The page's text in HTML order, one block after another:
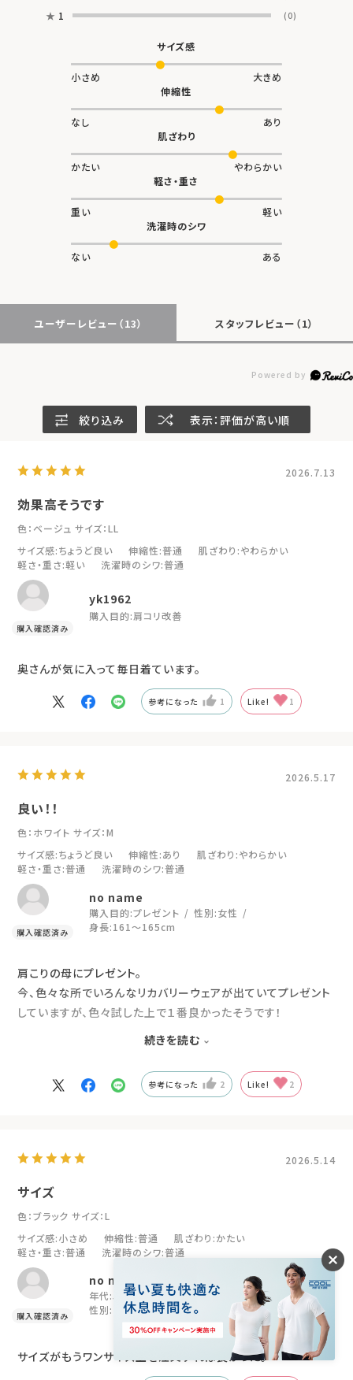
★ 1 (0)
サイズ感
小さめ
大きめ
伸縮性
なし
あり
肌ざわり
かたい
やわらかい
軽さ・重さ
重い
軽い
洗濯時のシワ
ない ある
ユーザーレビュー （13） スタッフレビュー （1）
絞り込み 表示：評価が高い順
2026.7.13
効果高そうです
色：ベージュ サイズ：LL
サイズ感:ちょうど良い 伸縮性:普通 肌ざわり :やわらかい
軽さ・重さ:軽い 洗濯時のシワ:普通
yk1962
購入目的:肩コリ改善
奥さんが気に入って毎日着ています。
参考になった 1 Like! 1
2026.5.17
良い！！
色：ホワイト サイズ：M
サイズ感:ちょうど良い 伸縮性:あり 肌ざわり :やわらかい
軽さ・重さ:普通 洗濯時のシワ:普通
no name
購入目的:プレゼント 性別:女性
身長:161～165cm
肩こりの母にプレゼント。
今、色々な所でいろんなリカバリーウェアが出ていてプレゼント
していますが、色々試した上で１番良かったそうです！
他のリカバリーウェアはフワッとしてるものが多い中で、キュッと
続きを読む
参考になった 2 Like! 2
2026.5.14
サイズ
色：ブラック サイズ：L
サイズ感:小さめ 伸縮性:普通 肌ざわり :かたい
軽さ・重さ:普通 洗濯時のシワ:普通
no name
年代:50代 購入目的:肩コリ改善
性別:
女性 身長:166～170cm
サイズがもうワンサイズ上を注文すれば良かった。